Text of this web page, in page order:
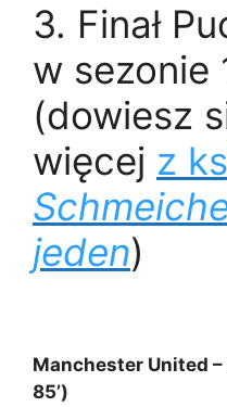
3. Finał
w sezonie
(dowiesz
więcej z
jeden)
Manchester United
85’)